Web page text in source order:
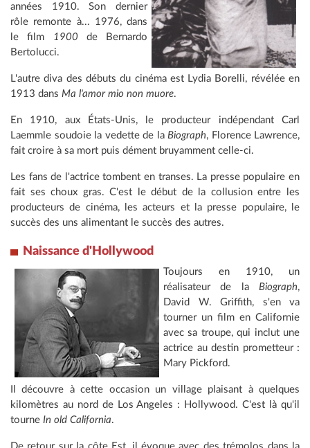
années 1910. Son dernier
rôle remonte à... 1976, dans
le film
1900 de Bernardo
Bertolucci.
L'autre diva des débuts du cinéma est Lydia Borelli, révélée en
1913 dans Ma l'amor mio non muore.
En 1910, aux États-Unis, le producteur indépendant Carl
Laemmle soudoie la vedette de la Biograph, Florence Lawrence,
fait croire à sa mort puis dément bruyamment celle-ci.
Les fans de l'actrice tombent en transes. La presse populaire en
fait ses choux gras. C'est le début de la collusion entre les
producteurs de cinéma, les acteurs et la presse populaire, le
succès des uns alimentant le succès des autres.
Naissance d'Hollywood
Toujours en 1910, un
réalisateur de la Biograph,
David W. Griffith, s'en va
tourner un film en Californie
avec sa troupe, qui inclut une
actrice au destin prometteur :
Mary Pickford.
Il découvre à cette occasion un village plaisant à quelques
kilomètres au nord de Los Angeles : Hollywood. C'est là qu'il
tourne In old California.